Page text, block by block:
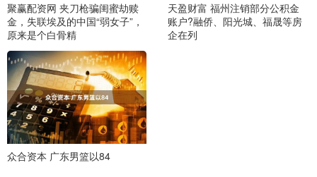
聚赢配资网 夹刀枪骗闺蜜劫赎
金，失联埃及的中国“弱女子”，
原来是个白骨精
天盈财富 福州注销部分公积金
账户?融侨、阳光城、福晟等房
企在列
众合资本 广东男篮以84